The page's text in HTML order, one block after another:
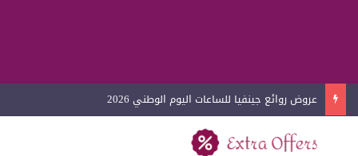
عروض روائع جينفيا للساعات اليوم الوطني 2026
بحث عن